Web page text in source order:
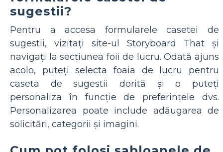
sugestii?
Pentru a accesa formularele casetei de
sugestii, vizitați site-ul Storyboard That și
navigați la secțiunea foii de lucru. Odată ajuns
acolo, puteți selecta foaia de lucru pentru
caseta de sugestii dorită și o puteți
personaliza în funcție de preferințele dvs.
Personalizarea poate include adăugarea de
solicitări, categorii și imagini.